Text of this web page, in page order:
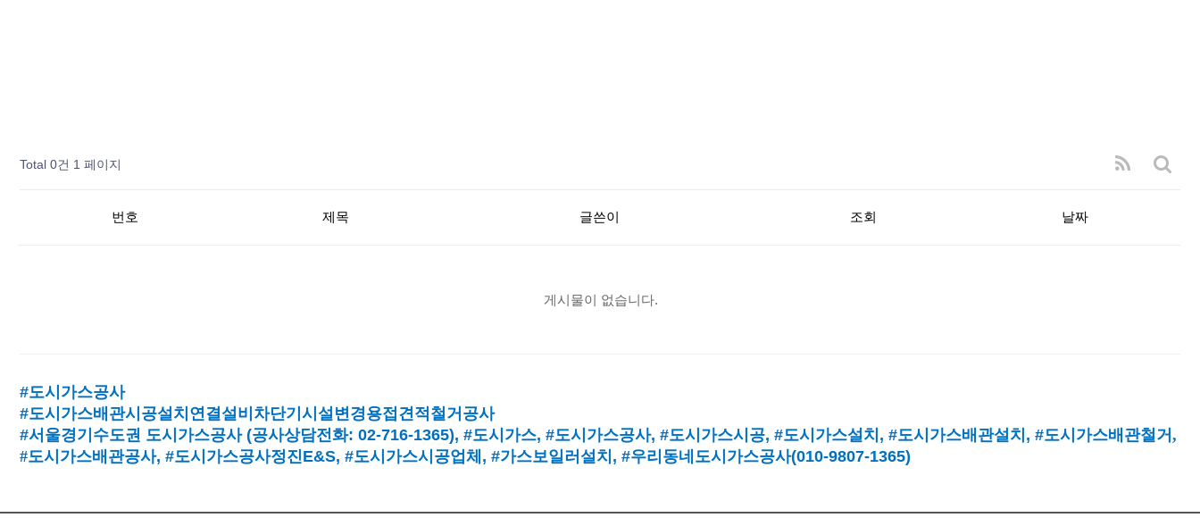
Total 0건 1 페이지
번호 제목 글쓴이 조회 날짜
게시물이 없습니다.
#도시가스공사
#도시가스배관시공설치연결설비차단기시설변경용접견적철거공사
#서울경기수도권 도시가스공사 (공사상담전화: 02-716-1365), #도시가스, #도시가스공사, #도시가스시공, #도시가스설치 , #도시가스배관설치 , #도시가스배관철거,
#도시가스배관공사, #도시가스공사정진E&S, #도시가스시공업체 , #가스보일러설치 , #우리동네도시가스공사(010-9807-1365)